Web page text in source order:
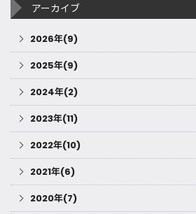
アーカイブ
2026年(9)
2025年(9)
2024年(2)
2023年(11)
2022年(10)
2021年(6)
2020年(7)